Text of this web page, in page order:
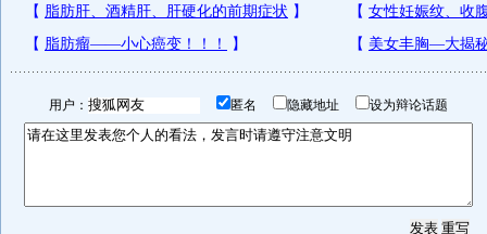
用户： 匿名 隐藏地址 设为辩论话题